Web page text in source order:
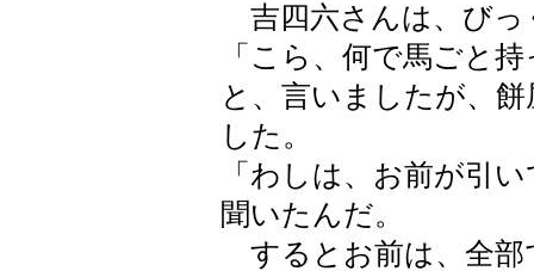
吉四六さんは、びっ
「こら、何で馬ごと
と、言いましたが、
した。
「わしは、お前が引
聞いたんだ。
するとお前は、全部